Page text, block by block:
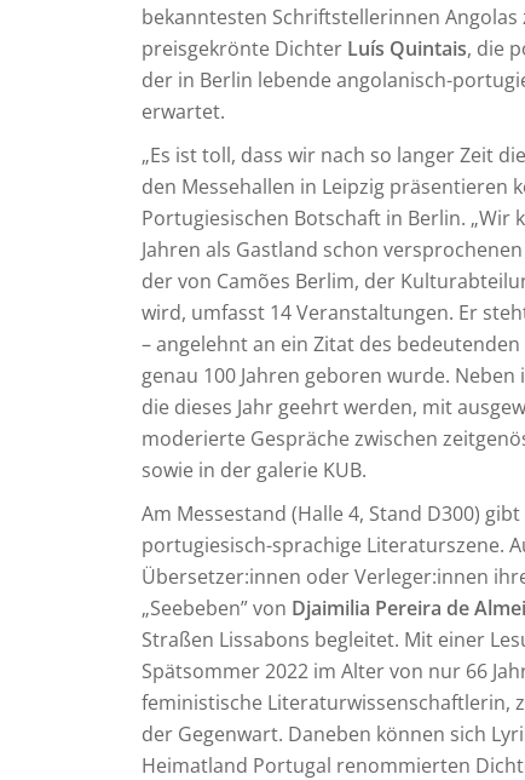
bekanntesten Schriftstellerinnen
preisgekrönte Dichter Luís Quintais, die
der in Berlin lebende angolanisch-
erwartet.
„Es ist toll, dass wir nach so langer Zeit
den Messehallen in Leipzig präsentieren
Portugiesischen Botschaft in Berlin. „Wir
Jahren als Gastland schon
der von Camões Berlim, der
wird, umfasst 14 Veranstaltungen. Er
– angelehnt an ein Zitat des
genau 100 Jahren geboren wurde.
die dieses Jahr geehrt werden, mit
moderierte Gespräche zwischen
sowie in der galerie KUB.
Am Messestand (Halle 4, Stand D300)
portugiesisch-sprachige Literaturszene.
Übersetzer:innen oder Verleger:innen
„Seebeben” von Djaimilia Pereira de
Straßen Lissabons begleitet. Mit einer
Spätsommer 2022 im Alter von nur 66
feministische Literaturwissenschaftlerin,
der Gegenwart. Daneben können sich
Heimatland Portugal renommierten